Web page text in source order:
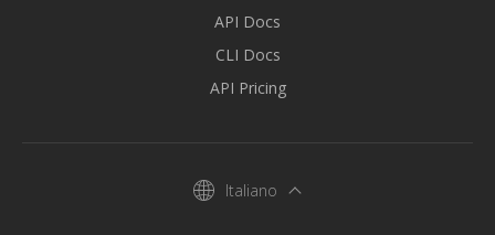
API Docs
CLI Docs
API Pricing
Italiano